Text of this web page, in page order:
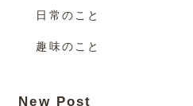
日常のこと
趣味のこと
New Post